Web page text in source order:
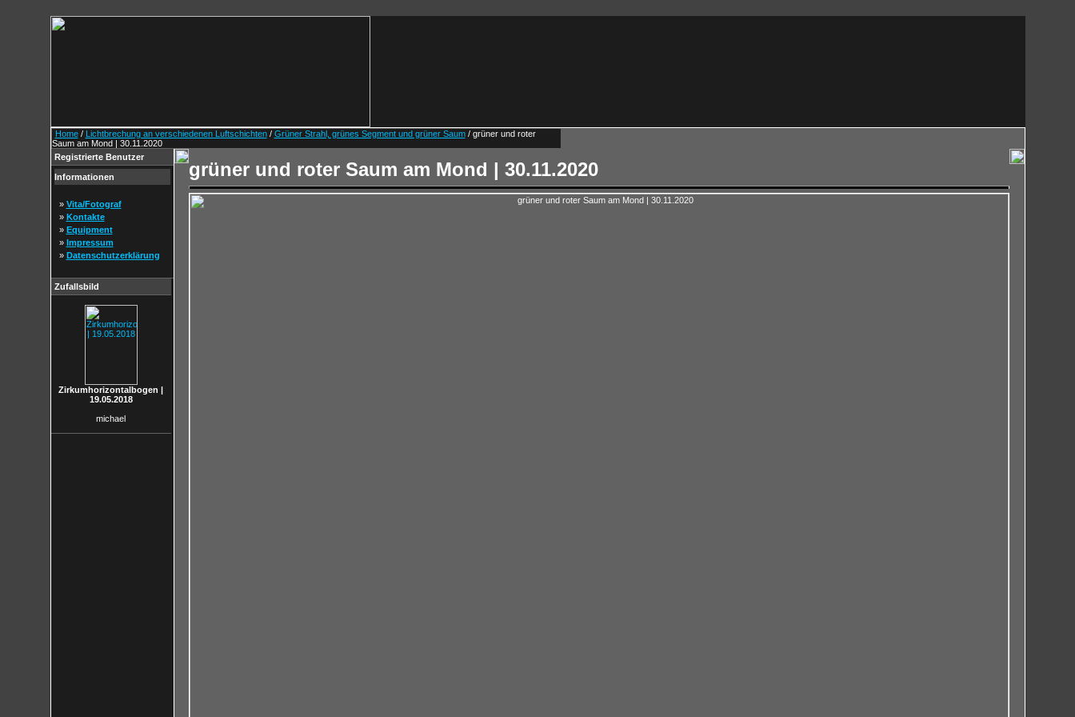
Home/ Lichtbrechung an verschiedenen Luftschichten/ Grüner Strahl, grünes Segment und grüner Saum/ grüner und roter
Saum am Mond | 30.11.2020
Registrierte Benutzer
Informationen
» Vita/Fotograf
» Kontakte
» Equipment
» Impressum
» Datenschutzerklärung
Zufallsbild
Zirkumhorizontalbogen |
19.05.2018
michael
grüner und roter Saum am Mond | 30.11.2020